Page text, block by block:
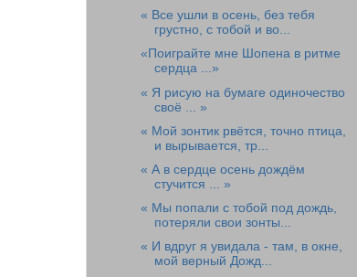
« Все ушли в осень, без тебя
грустно, с тобой и во...
«Поиграйте мне Шопена в ритме
сердца ...»
« Я рисую на бумаге одиночество
своё ... »
« Мой зонтик рвётся, точно птица,
и вырывается, тр...
« А в сердце осень дождём
стучится ... »
« Мы попали с тобой под дождь,
потеряли свои зонты...
« И вдруг я увидала - там, в окне,
мой верный Дожд...